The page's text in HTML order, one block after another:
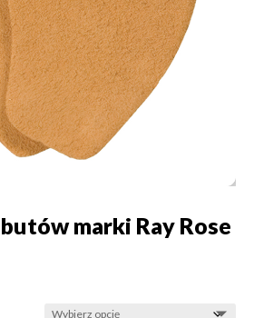
marki Ray Rose